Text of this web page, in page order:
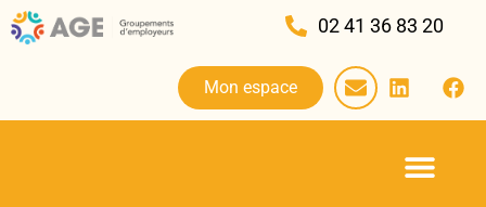
02 41 36 83 20
Mon espace